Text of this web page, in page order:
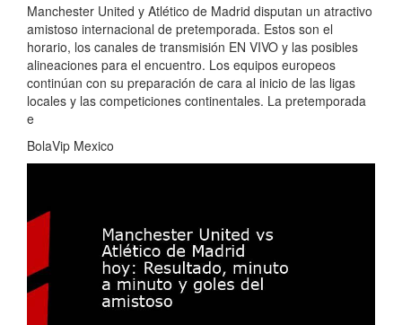
Manchester United y Atlético de Madrid disputan un atractivo
amistoso internacional de pretemporada. Estos son el
horario, los canales de transmisión EN VIVO y las posibles
alineaciones para el encuentro. Los equipos europeos
continúan con su preparación de cara al inicio de las ligas
locales y las competiciones continentales. La pretemporada
e
BolaVip Mexico